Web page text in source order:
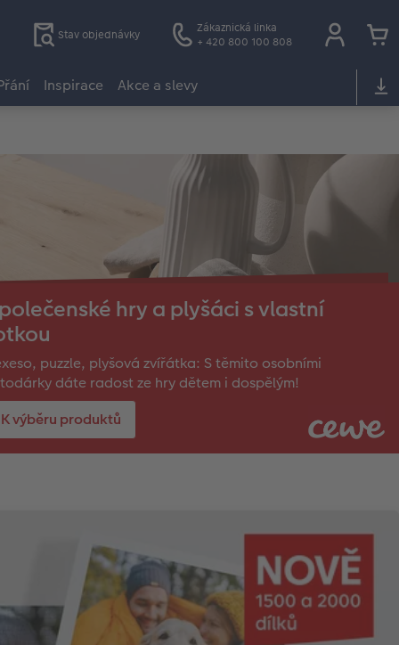
Stav objednávky
Zákaznická linka
+ 420 800 100 808
Inspirace Akce a slevy
hry a plyšáci s vlastní
puzzle, plyšová zvířátka: S těmito osobními
dáte radost ze hry dětem i dospělým!
K výběru produktů